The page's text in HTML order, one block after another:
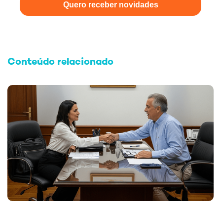
Quero receber novidades
Conteúdo relacionado